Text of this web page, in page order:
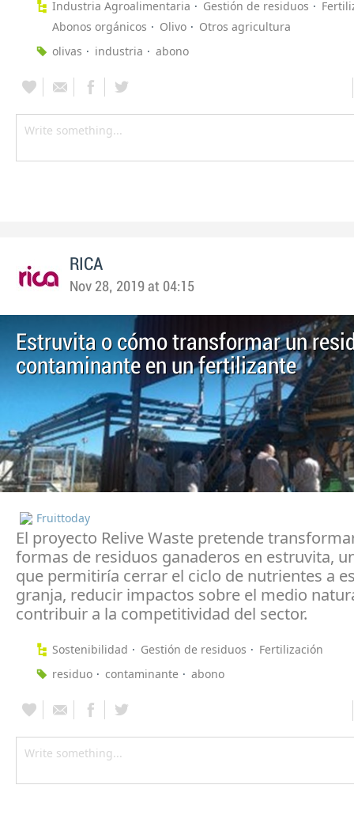
Industria Agroalimentaria Gestión de residuos
Abonos orgánicos
Olivo
Otros agricultura
olivas
industria abono
RICA
Nov 28, 2019 at 04:15
Estruvita o cómo transformar un
contaminante en un fertilizante
Fruittoday
El proyecto Relive Waste pretende
formas de residuos ganaderos en estruvita,
que permitiría cerrar el ciclo de nutrientes a
granja, reducir impactos sobre el medio
contribuir a la competitividad del sector.
Sostenibilidad Gestión de residuos
Fertilización
residuo
contaminante abono